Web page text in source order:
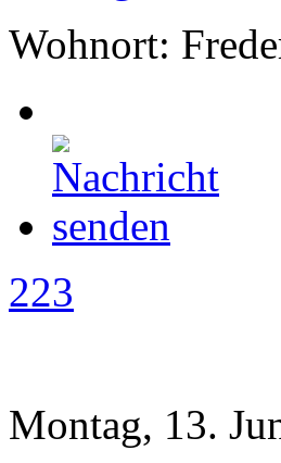
Wohnort:
223
Montag, 13.